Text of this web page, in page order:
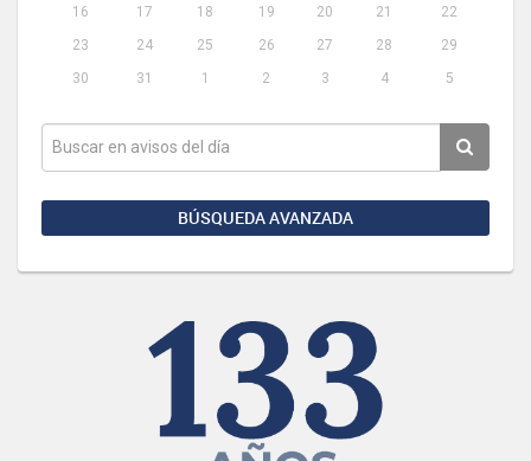
16
17 18 19 20 21
22
23
24 25 26 27 28
29
30
31 1 2 3 4 5
BÚSQUEDA AVANZADA